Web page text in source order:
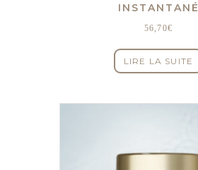
INSTANTANÉ
56,70€
LIRE LA SUITE